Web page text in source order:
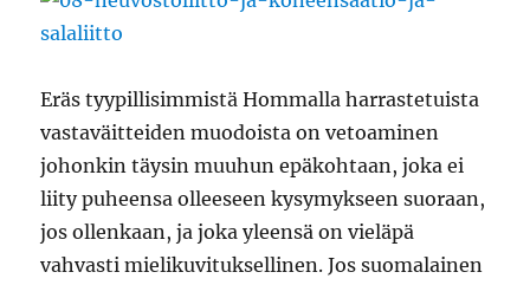
Eräs tyypillisimmistä Hommalla harrastetuista
vastaväitteiden muodoista on vetoaminen
johonkin täysin muuhun epäkohtaan, joka ei
liity puheensa olleeseen kysymykseen suoraan,
jos ollenkaan, ja joka yleensä on vieläpä
vahvasti mielikuvituksellinen. Jos suomalainen